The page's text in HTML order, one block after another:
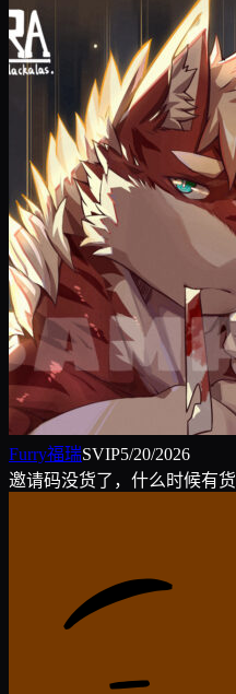
Furry福瑞SVIP5/20/2026
邀请码没货了，什么时候有货